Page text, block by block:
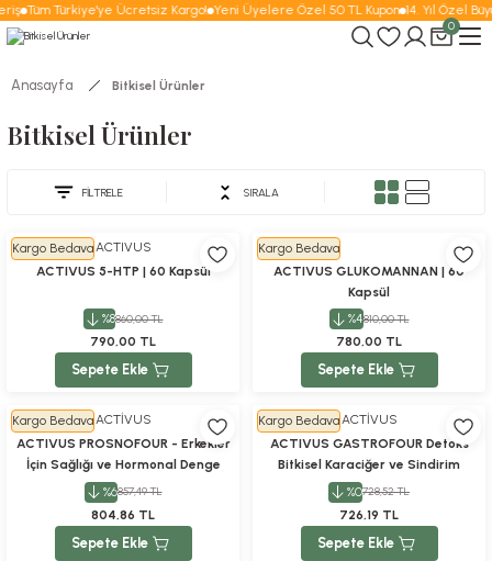
Tüm Türkiye'ye Ücretsiz Kargo! Yeni Üyelere Özel 50 TL Kupon 14. Yıl Özel
0
Anasayfa Bitkisel Ürünler
Bitkisel Ürünler
FİLTRELE SIRALA
Kargo BedavaACTIVUS
ACTIVUS 5-HTP | 60 Kapsül
%8860,00 TL
790,00 TL
Sepete Ekle
Kargo Bedava
ACTIVUS GLUKOMANNAN | 60
Kapsül
%4810,00 TL
780,00 TL
Sepete Ekle
Kargo BedavaACTİVUS
ACTIVUS PROSNOFOUR - Erkekler
İçin Sağlığı ve Hormonal Denge
Takviye Edici Gıda | 30 Kapsül
%6857,49 TL
804,86 TL
Sepete Ekle
Kargo BedavaACTİVUS
ACTIVUS GASTROFOUR Detoks
Bitkisel Karaciğer ve Sindirim
Sistemi Takviye Edici Gıda Kolin
Enginar | 30 Kapsül
%0728,52 TL
726,19 TL
Sepete Ekle